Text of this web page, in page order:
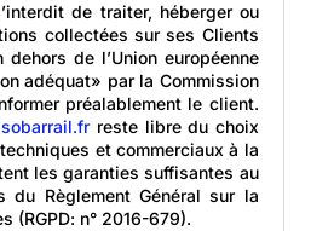
de traiter, héberger ou
collectées sur ses Clients
de l’Union européenne
adéquat» par la Commission
préalablement le client.
reste libre du choix
et commerciaux à la
les garanties suffisantes au
du Règlement Général sur la
(RGPD: n° 2016-679).